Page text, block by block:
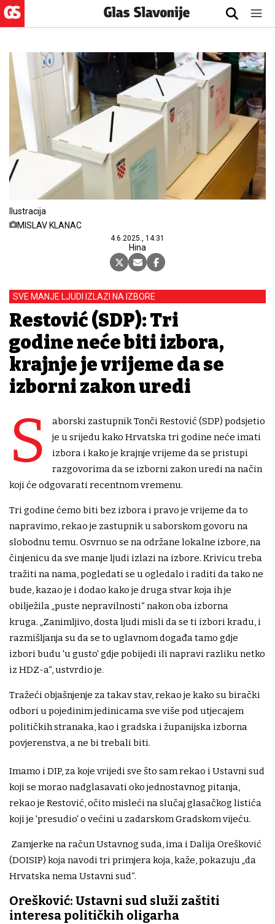
Ilustracija
MISLAV KLANAC
4.6.2025., 14:31
Hina
SVE MANJE LJUDI IZLAZI NA IZBORE
Restović (SDP): Tri
godine neće biti izbora,
krajnje je vrijeme da se
izborni zakon uredi
S
aborski zastupnik Tonči Restović (SDP) podsjetio
je u srijedu kako Hrvatska tri godine neće imati
izbora i kako je krajnje vrijeme da se pristupi
razgovorima da se izborni zakon uredi na način
koji će odgovarati recentnom vremenu.
Tri godine ćemo biti bez izbora i pravo je vrijeme da to
napravimo, rekao je zastupnik u saborskom govoru na
slobodnu temu. Osvrnuo se na održane lokalne izbore, na
činjenicu da sve manje ljudi izlazi na izbore. Krivicu treba
tražiti na nama, pogledati se u ogledalo i raditi da tako ne
bude, kazao je i dodao kako je druga stvar koja ih je
obilježila „puste nepravilnosti“ nakon oba izborna
kruga. „Zanimljivo, dosta ljudi misli da se ti izbori kradu, i
razmišljanja su da se to uglavnom događa tamo gdje
izbori budu 'u gusto' gdje pobijedi ili napravi razliku netko
iz HDZ-a“, ustvrdio je.
Tražeći objašnjenje za takav stav, rekao je kako su birački
odbori u pojedinim jedinicama sve više pod utjecajem
političkih stranaka, kao i gradska i županijska izborna
povjerenstva, a ne bi trebali biti.
Imamo i DIP, za koje vrijedi sve što sam rekao i Ustavni sud
koji se morao nadglasavati oko jednostavnog pitanja,
rekao je Restović, očito misleći na slučaj glasačkog listića
koji je 'presudio' o većini u zadarskom Gradskom vijeću.
Zamjerke na račun Ustavnog suda, ima i Dalija Orešković
(DOISIP) koja navodi tri primjera koja, kaže, pokazuju „da
Hrvatska nema Ustavni sud“.
Orešković: Ustavni sud služi zaštiti
interesa političkih oligarha